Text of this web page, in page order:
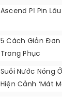
Ascend P1 Pin
5 Cách Giản
Trang Phục
Suối Nước Nóng
Hiện Cảnh ‘mát